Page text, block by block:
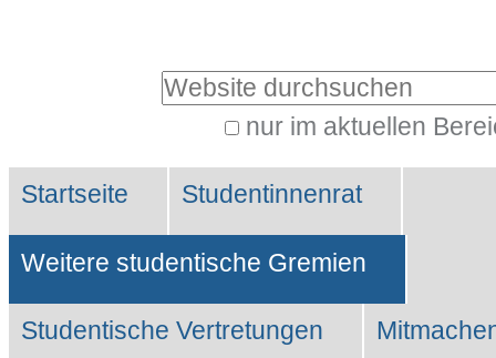
Website durchsuchen
nur im aktuellen
Suche…
Sektionen
Startseite Studentinnenrat
Weitere studentische Gremien
Studentische Vertretungen